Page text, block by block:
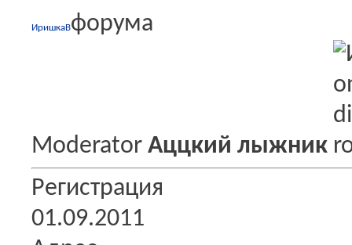
ИришкаВ
Moderator Аццкий лыжник
Регистрация
01.09.2011